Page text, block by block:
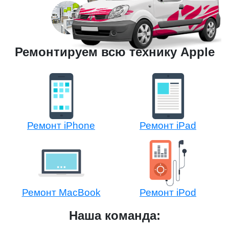
Ремонтируем всю технику Apple
Ремонт iPhone Ремонт iPad
Ремонт MacBook Ремонт iPod
Наша команда: